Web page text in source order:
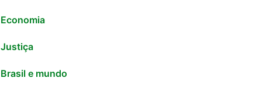
Economia
Justiça
Brasil e mundo